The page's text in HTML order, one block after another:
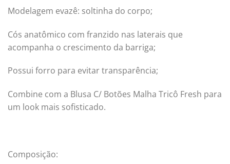
Modelagem evazê: soltinha do corpo;
Cós anatômico com franzido nas laterais que
acompanha o crescimento da barriga;
Possui forro para evitar transparência;
Combine com a Blusa C/ Botões Malha Tricô Fresh para
um look mais sofisticado.
Composição: